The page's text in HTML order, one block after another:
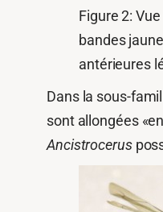
Figure 2:
bandes
antérieures
Dans la sous-
sont allongées
Ancistrocerus